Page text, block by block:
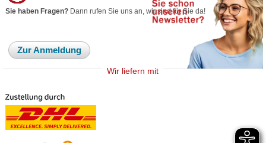
Sie haben Fragen? Dann rufen Sie uns an, wir sind für Sie da!
Zur Anmeldung
Wir liefern mit